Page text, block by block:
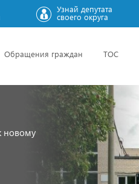
Узнай депутата
своего округа
Обращения граждан ТОС
новому